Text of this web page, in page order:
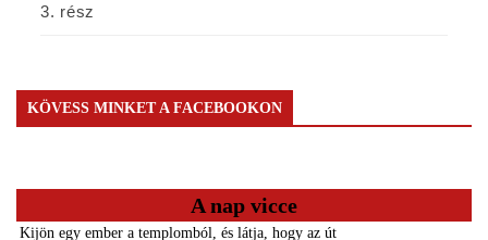
3. rész
KÖVESS MINKET A FACEBOOKON
A nap vicce